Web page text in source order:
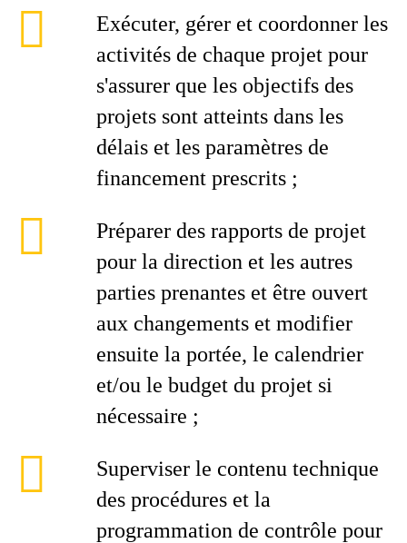
Exécuter, gérer et coordonner les
activités de chaque projet pour
s'assurer que les objectifs des
projets sont atteints dans les
délais et les paramètres de
financement prescrits ;
Préparer des rapports de projet
pour la direction et les autres
parties prenantes et être ouvert
aux changements et modifier
ensuite la portée, le calendrier
et/ou le budget du projet si
nécessaire ;
Superviser le contenu technique
des procédures et la
programmation de contrôle pour